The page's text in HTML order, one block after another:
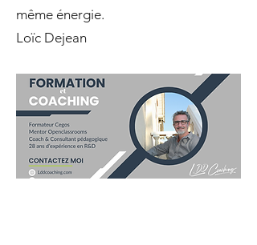
même énergie.
Loïc Dejean